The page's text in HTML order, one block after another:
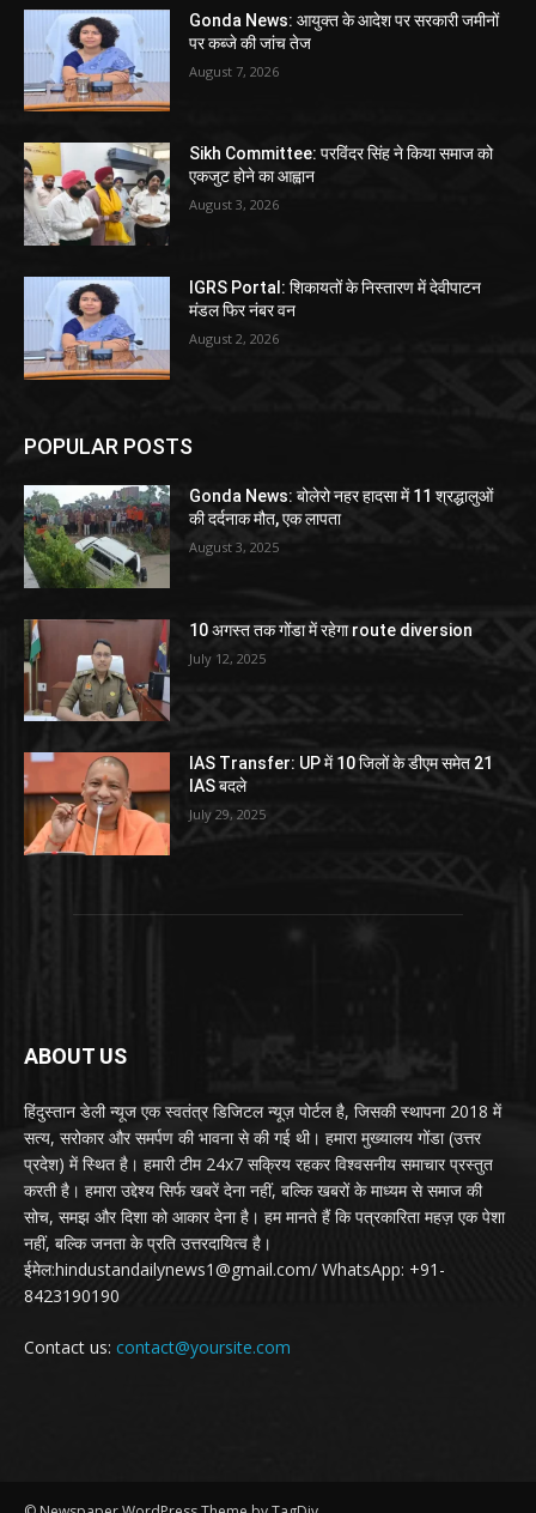
Gonda News: आयुक्त के आदेश पर सरकारी जमीनों
पर कब्जे की जांच तेज
August 7, 2026
Sikh Committee: परविंदर सिंह ने किया समाज को
एकजुट होने का आह्वान
August 3, 2026
IGRS Portal: शिकायतों के निस्तारण में देवीपाटन
मंडल फिर नंबर वन
August 2, 2026
POPULAR POSTS
Gonda News: बोलेरो नहर हादसा में 11 श्रद्धालुओं
की दर्दनाक मौत, एक लापता
August 3, 2025
10 अगस्त तक गोंडा में रहेगा route diversion
July 12, 2025
IAS Transfer: UP में 10 जिलों के डीएम समेत 21
IAS बदले
July 29, 2025
ABOUT US
हिंदुस्तान डेली न्यूज एक स्वतंत्र डिजिटल न्यूज़ पोर्टल है, जिसकी स्थापना 2018 में
सत्य, सरोकार और समर्पण की भावना से की गई थी। हमारा मुख्यालय गोंडा (उत्तर
प्रदेश) में स्थित है। हमारी टीम 24x7 सक्रिय रहकर विश्वसनीय समाचार प्रस्तुत
करती है। हमारा उद्देश्य सिर्फ खबरें देना नहीं, बल्कि खबरों के माध्यम से समाज की
सोच, समझ और दिशा को आकार देना है। हम मानते हैं कि पत्रकारिता महज़ एक पेशा
नहीं, बल्कि जनता के प्रति उत्तरदायित्व है।
ईमेल:hindustandailynews1@gmail.com/ WhatsApp: +91-
8423190190
Contact us: contact@yoursite.com